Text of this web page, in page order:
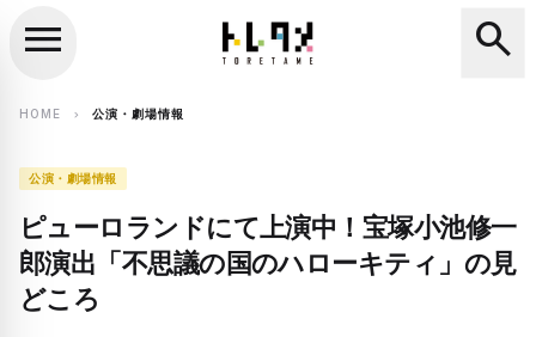
search
menu search
HOME chevron_right 公演・劇場情報
公演・劇場情報
ピューロランドにて上演中！宝塚小池修一
郎演出「不思議の国のハローキティ」の見
どころ